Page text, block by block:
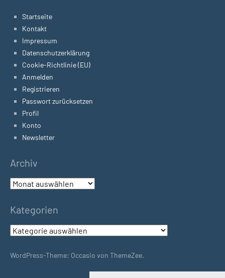
Startseite
Kontakt
Impressum
Datenschutzerklärung
Cookie-Richtlinie (EU)
Anmelden
Registrieren
Passwort zurücksetzen
Profil
Konto
Newsletter
Archiv
Archiv
Kategorien
Kategorien
WordPress-Theme: Occasio von ThemeZee.